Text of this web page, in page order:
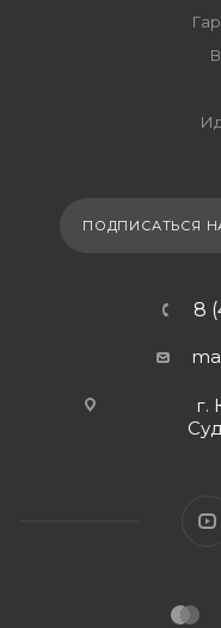
ПОДПИСАТЬСЯ
8
г.